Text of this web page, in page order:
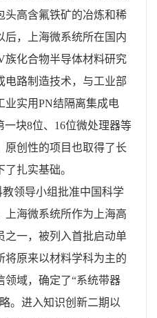
头高含氟铁矿的冶炼和稀
后，上海微系统所在国内
族化合物半导体材料研究
电路制造技术，与工业部
业实用PN结隔离集成电
一块8位、 16位微处理器等
原创性的项目也取得了长
扎实基础。
教领导小组批准中国科学
上海微系统所作为上海高
之一，被列入首批启动单
将原来以材料学科为主的
领域，确定了“系统带器
。进入知识创新二期以